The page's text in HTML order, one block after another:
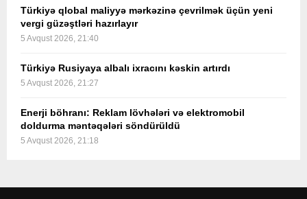
Türkiyə qlobal maliyyə mərkəzinə çevrilmək üçün yeni
vergi güzəştləri hazırlayır
5 Avqust 2026, 21:40
Türkiyə Rusiyaya albalı ixracını kəskin artırdı
5 Avqust 2026, 21:27
Enerji böhranı: Reklam lövhələri və elektromobil
doldurma məntəqələri söndürüldü
5 Avqust 2026, 21:18